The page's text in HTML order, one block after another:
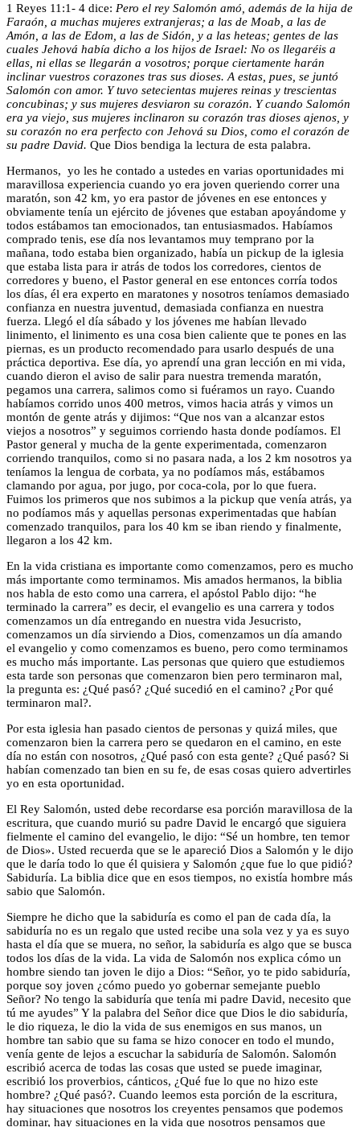
1 Reyes 11:1- 4 dice: Pero el rey Salomón amó, además de la hija de
Faraón, a muchas mujeres extranjeras; a las de Moab, a las de
Amón, a las de Edom, a las de Sidón, y a las heteas; gentes de las
cuales Jehová había dicho a los hijos de Israel: No os llegaréis a
ellas, ni ellas se llegarán a vosotros; porque ciertamente harán
inclinar vuestros corazones tras sus dioses. A estas, pues, se juntó
Salomón con amor. Y tuvo setecientas mujeres reinas y trescientas
concubinas; y sus mujeres desviaron su corazón. Y cuando Salomón
era ya viejo, sus mujeres inclinaron su corazón tras dioses ajenos, y
su corazón no era perfecto con Jehová su Dios, como el corazón de
su padre David. Que Dios bendiga la lectura de esta palabra.
Hermanos, yo les he contado a ustedes en varias oportunidades mi
maravillosa experiencia cuando yo era joven queriendo correr una
maratón, son 42 km, yo era pastor de jóvenes en ese entonces y
obviamente tenía un ejército de jóvenes que estaban apoyándome y
todos estábamos tan emocionados, tan entusiasmados. Habíamos
comprado tenis, ese día nos levantamos muy temprano por la
mañana, todo estaba bien organizado, había un pickup de la iglesia
que estaba lista para ir atrás de todos los corredores, cientos de
corredores y bueno, el Pastor general en ese entonces corría todos
los días, él era experto en maratones y nosotros teníamos demasiado
confianza en nuestra juventud, demasiada confianza en nuestra
fuerza. Llegó el día sábado y los jóvenes me habían llevado
linimento, el linimento es una cosa bien caliente que te pones en las
piernas, es un producto recomendado para usarlo después de una
práctica deportiva. Ese día, yo aprendí una gran lección en mi vida,
cuando dieron el aviso de salir para nuestra tremenda maratón,
pegamos una carrera, salimos como si fuéramos un rayo. Cuando
habíamos corrido unos 400 metros, vimos hacia atrás y vimos un
montón de gente atrás y dijimos: “Que nos van a alcanzar estos
viejos a nosotros” y seguimos corriendo hasta donde podíamos. El
Pastor general y mucha de la gente experimentada, comenzaron
corriendo tranquilos, como si no pasara nada, a los 2 km nosotros ya
teníamos la lengua de corbata, ya no podíamos más, estábamos
clamando por agua, por jugo, por coca-cola, por lo que fuera.
Fuimos los primeros que nos subimos a la pickup que venía atrás, ya
no podíamos más y aquellas personas experimentadas que habían
comenzado tranquilos, para los 40 km se iban riendo y finalmente,
llegaron a los 42 km.
En la vida cristiana es importante como comenzamos, pero es mucho
más importante como terminamos. Mis amados hermanos, la biblia
nos habla de esto como una carrera, el apóstol Pablo dijo: “he
terminado la carrera” es decir, el evangelio es una carrera y todos
comenzamos un día entregando en nuestra vida Jesucristo,
comenzamos un día sirviendo a Dios, comenzamos un día amando
el evangelio y como comenzamos es bueno, pero como terminamos
es mucho más importante. Las personas que quiero que estudiemos
esta tarde son personas que comenzaron bien pero terminaron mal,
la pregunta es: ¿Qué pasó? ¿Qué sucedió en el camino? ¿Por qué
terminaron mal?.
Por esta iglesia han pasado cientos de personas y quizá miles, que
comenzaron bien la carrera pero se quedaron en el camino, en este
día no están con nosotros, ¿Qué pasó con esta gente? ¿Qué pasó? Si
habían comenzado tan bien en su fe, de esas cosas quiero advertirles
yo en esta oportunidad.
El Rey Salomón, usted debe recordarse esa porción maravillosa de la
escritura, que cuando murió su padre David le encargó que siguiera
fielmente el camino del evangelio, le dijo: “Sé un hombre, ten temor
de Dios». Usted recuerda que se le apareció Dios a Salomón y le dijo
que le daría todo lo que él quisiera y Salomón ¿que fue lo que pidió?
Sabiduría. La biblia dice que en esos tiempos, no existía hombre más
sabio que Salomón.
Siempre he dicho que la sabiduría es como el pan de cada día, la
sabiduría no es un regalo que usted recibe una sola vez y ya es suyo
hasta el día que se muera, no señor, la sabiduría es algo que se busca
todos los días de la vida. La vida de Salomón nos explica cómo un
hombre siendo tan joven le dijo a Dios: “Señor, yo te pido sabiduría,
porque soy joven ¿cómo puedo yo gobernar semejante pueblo
Señor? No tengo la sabiduría que tenía mi padre David, necesito que
tú me ayudes” Y la palabra del Señor dice que Dios le dio sabiduría,
le dio riqueza, le dio la vida de sus enemigos en sus manos, un
hombre tan sabio que su fama se hizo conocer en todo el mundo,
venía gente de lejos a escuchar la sabiduría de Salomón. Salomón
escribió acerca de todas las cosas que usted se puede imaginar,
escribió los proverbios, cánticos, ¿Qué fue lo que no hizo este
hombre? ¿Qué pasó?. Cuando leemos esta porción de la escritura,
hay situaciones que nosotros los creyentes pensamos que podemos
dominar, hay situaciones en la vida que nosotros pensamos que